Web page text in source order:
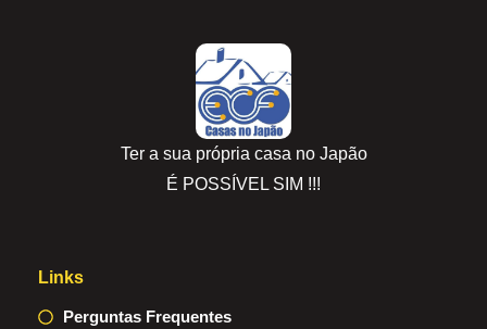
Ter a sua própria casa no Japão
É POSSÍVEL SIM !!!
Links
Perguntas Frequentes